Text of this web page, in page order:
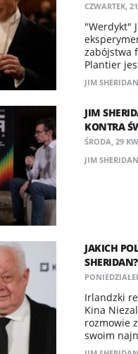
CZWARTEK,
"Werdykt"
zabójstwa
Plantier
JIM SHERIDAN
JIM
KONTRA
ŚRODA, 29
JIM SHERIDAN
JAKICH
SHERIDAN?
Irlandzki
Kina
rozmowie
swoim